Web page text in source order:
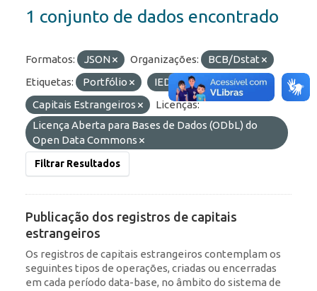
1 conjunto de dados encontrado
Formatos: JSON Organizações:
BCB/Dstat
Etiquetas:
Portfólio
IED
Capitais Estrangeiros
Licenças:
Licença Aberta para Bases de Dados (ODbL) do
Open Data Commons
Filtrar Resultados
Publicação dos registros de capitais
estrangeiros
Os registros de capitais estrangeiros contemplam os
seguintes tipos de operações, criadas ou encerradas
em cada período data-base, no âmbito do sistema de